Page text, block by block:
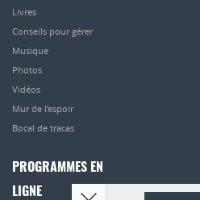
Livres
Conseils pour gérer
Musique
Photos
Vidéos
Mur de l’espoir
Bocal de tracas
PROGRAMMES EN
LIGNE